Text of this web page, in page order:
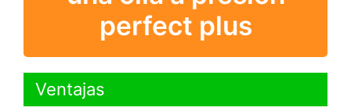
perfect plus
Ventajas